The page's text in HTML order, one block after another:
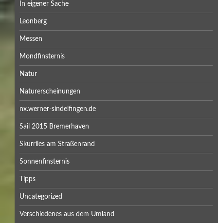
In eigener Sache
Leonberg
Messen
Mondfinsternis
Natur
Naturerscheinungen
nx.werner-sindelfingen.de
Sail 2015 Bremerhaven
Skurriles am Straßenrand
Sonnenfinsternis
Tipps
Uncategorized
Verschiedenes aus dem Umland